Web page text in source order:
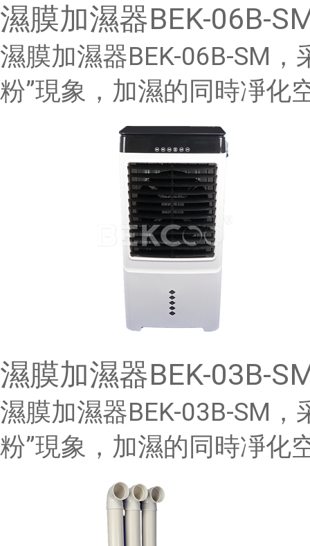
濕膜加濕器BEK-06B-
濕膜加濕器BEK-06B-SM
粉”現象，加濕的同時凈化
濕膜加濕器BEK-03B-
濕膜加濕器BEK-03B-SM
粉”現象，加濕的同時凈化